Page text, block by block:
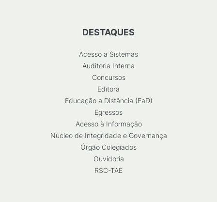
DESTAQUES
Acesso a Sistemas
Auditoria Interna
Concursos
Editora
Educação a Distância (EaD)
Egressos
Acesso à Informação
Núcleo de Integridade e Governança
Órgão Colegiados
Ouvidoria
RSC-TAE